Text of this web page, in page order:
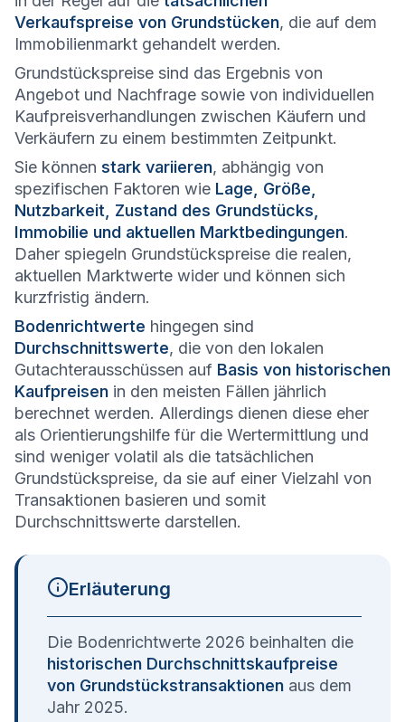
Verkaufspreise von Grundstücken, die auf dem
Immobilienmarkt gehandelt werden.
Grundstückspreise sind das Ergebnis von
Angebot und Nachfrage sowie von individuellen
Kaufpreisverhandlungen zwischen Käufern und
Verkäufern zu einem bestimmten Zeitpunkt.
Sie können stark variieren, abhängig von
spezifischen Faktoren wie Lage, Größe,
Nutzbarkeit, Zustand des Grundstücks,
Immobilie und aktuellen Marktbedingungen.
Daher spiegeln Grundstückspreise die realen,
aktuellen Marktwerte wider und können sich
kurzfristig ändern.
Bodenrichtwerte hingegen sind
Durchschnittswerte, die von den lokalen
Gutachterausschüssen auf Basis von historischen
Kaufpreisen in den meisten Fällen jährlich
berechnet werden. Allerdings dienen diese eher
als Orientierungshilfe für die Wertermittlung und
sind weniger volatil als die tatsächlichen
Grundstückspreise, da sie auf einer Vielzahl von
Transaktionen basieren und somit
Durchschnittswerte darstellen.
Erläuterung
Die Bodenrichtwerte 2026 beinhalten die
historischen Durchschnittskaufpreise
von Grundstückstransaktionen aus dem
Jahr 2025.